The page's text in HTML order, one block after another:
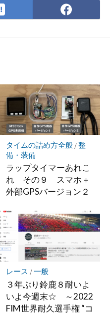
は
て
マ
ー
ク
に
保
存
で
タイムの詰め方全般/整
備・装備
ラップタイマーあれこ
れ その９ スマホ＋
外部GPSバージョン２
レース /一般
３年ぶり鈴鹿８耐いよ
いよ今週末☆ ～2022
FIM世界耐久選手権 “コ